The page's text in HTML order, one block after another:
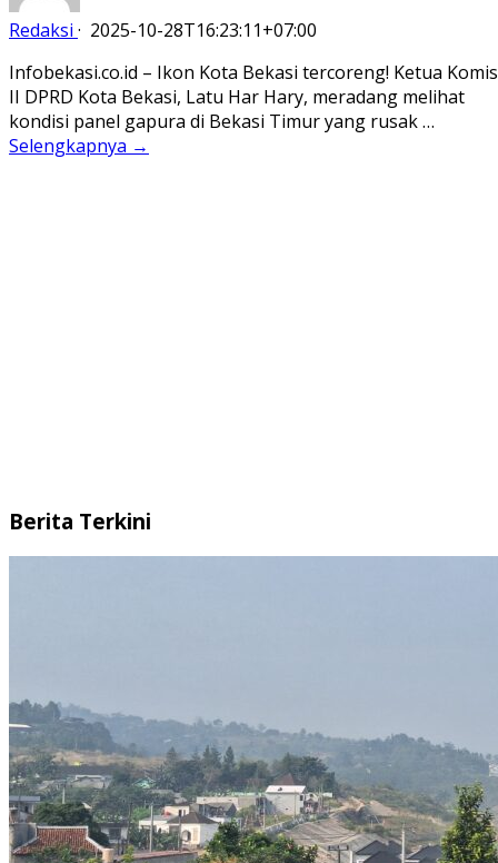
Redaksi · 2025-10-28T16:23:11+07:00
Infobekasi.co.id – Ikon Kota Bekasi tercoreng! Ketua
II DPRD Kota Bekasi, Latu Har Hary, meradang melihat
kondisi panel gapura di Bekasi Timur yang rusak …
Selengkapnya →
Berita Terkini